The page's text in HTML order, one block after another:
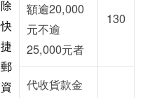
除
快
捷
郵
資
額逾20,000
元不逾
25,000元者
130
代收貨款金